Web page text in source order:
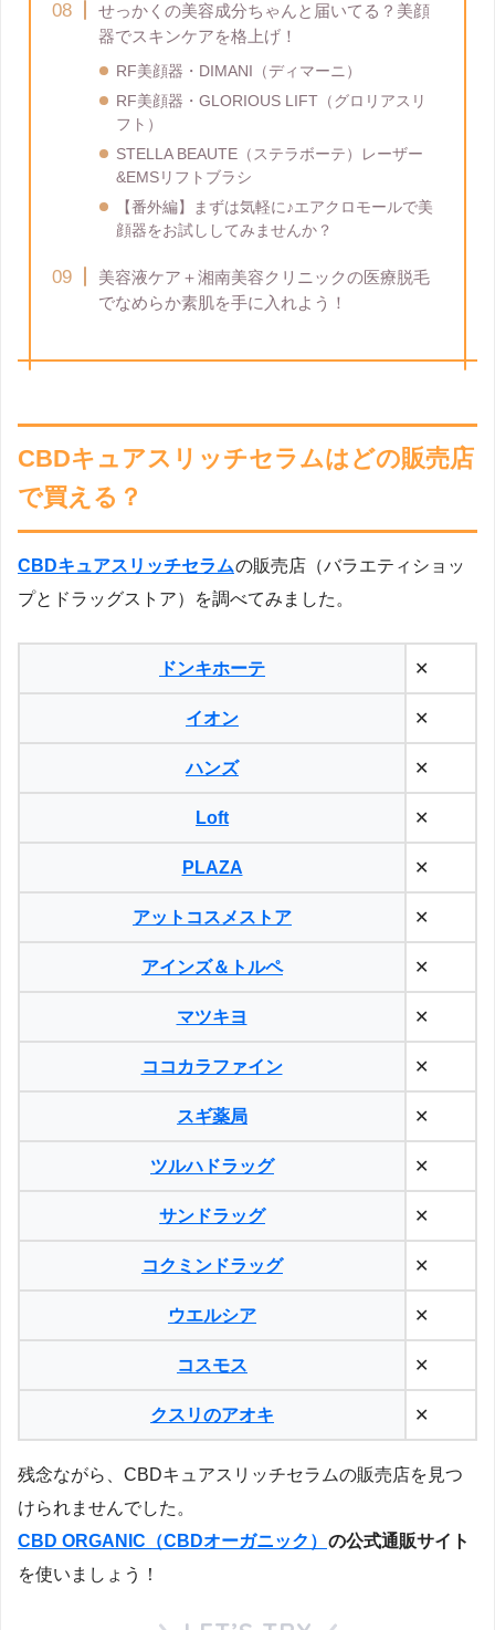
せっかくの美容成分ちゃんと届いてる？美顔
器でスキンケアを格上げ！
RF美顔器・DIMANI（ディマーニ）
RF美顔器・GLORIOUS LIFT（グロリアスリ
フト）
STELLA BEAUTE（ステラボーテ）レーザー
&EMSリフトブラシ
【番外編】まずは気軽に♪エアクロモールで美
顔器をお試ししてみませんか？
美容液ケア＋湘南美容クリニックの医療脱毛
でなめらか素肌を手に入れよう！
CBDキュアスリッチセラムはどの販売店
で買える？
CBDキュアスリッチセラムの販売店（バラエティショッ
プとドラッグストア）を調べてみました。
ドンキホーテ ✕
イオン ✕
ハンズ ✕
Loft ✕
PLAZA ✕
アットコスメストア ✕
アインズ＆トルペ ✕
マツキヨ ✕
ココカラファイン ✕
スギ薬局 ✕
ツルハドラッグ ✕
サンドラッグ ✕
コクミンドラッグ ✕
ウエルシア ✕
コスモス ✕
クスリのアオキ ✕
残念ながら、CBDキュアスリッチセラムの販売店を見つ
けられませんでした。
CBD ORGANIC（CBDオーガニック） の公式通販サイト
を使いましょう！